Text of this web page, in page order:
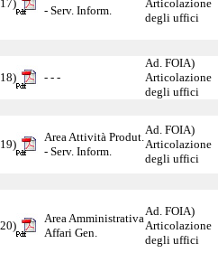
17)
- Serv. Inform.
Articolazione
degli uffici
18) - - -
Ad. FOIA)
Articolazione
degli uffici
19)
Area Attività Produt.
- Serv. Inform.
Ad. FOIA)
Articolazione
degli uffici
20)
Area Amministrativa
Affari Gen.
Ad. FOIA)
Articolazione
degli uffici